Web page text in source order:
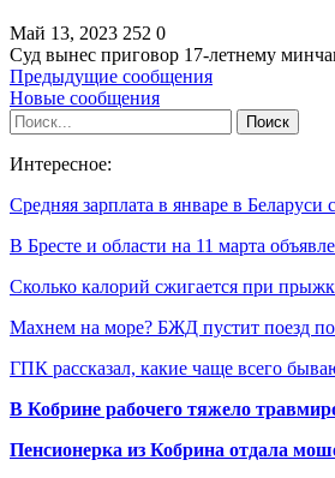
Май 13, 2023 252 0
Суд вынес приговор 17-летнему
Предыдущие сообщения
Новые сообщения
Интересное:
Средняя зарплата в январе в Беларуси
В Бресте и области на 11 марта
Сколько калорий сжигается при
Махнем на море? БЖД пустит поезд
ГПК рассказал, какие чаще всего
В Кобрине рабочего тяжело
Пенсионерка из Кобрина отдала